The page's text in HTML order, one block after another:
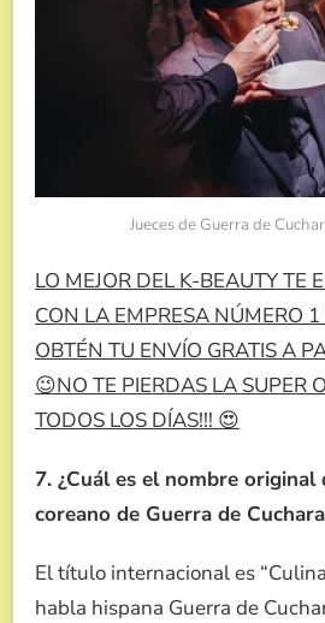
Jueces de Guerra de
LO MEJOR DEL K-BEAUTY TE
CON LA EMPRESA NÚMERO
OBTÉN TU ENVÍO GRATIS A
😉NO TE PIERDAS LA SUPER
TODOS LOS DÍAS!!! 😍
7. ¿Cuál es el nombre
coreano de Guerra de
El título internacional es
habla hispana Guerra de